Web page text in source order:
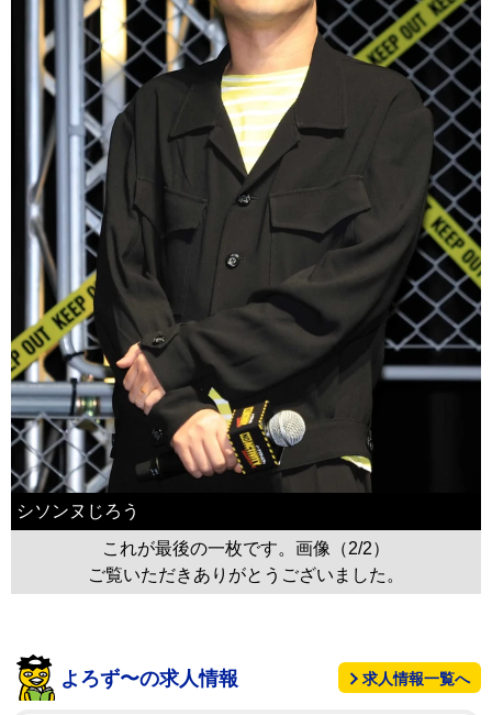
シソンヌじろう
これが最後の一枚です。画像（2/2）
ご覧いただきありがとうございました。
よろず〜の求人情報 求人情報一覧へ